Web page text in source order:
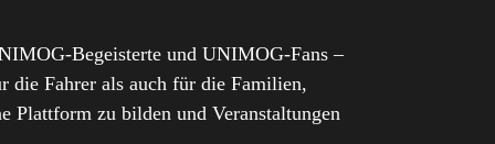
Begeisterte und UNIMOG-Fans –
die Fahrer als auch für die Familien,
Plattform zu bilden und Veranstaltungen